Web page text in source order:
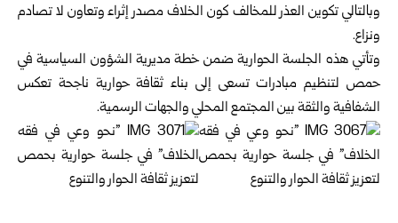
وبالتالي تكوين العذر للمخالف كون الخلاف مصدر إثراء وتعاون لا تصادم
ونزاع.
وتأتي هذه الجلسة الحوارية ضمن خطة مديرية الشؤون السياسية في
حمص لتنظيم مبادرات تسعى إلى بناء ثقافة حوارية ناجحة تعكس
الشفافية والثقة بين المجتمع المحلي والجهات الرسمية.